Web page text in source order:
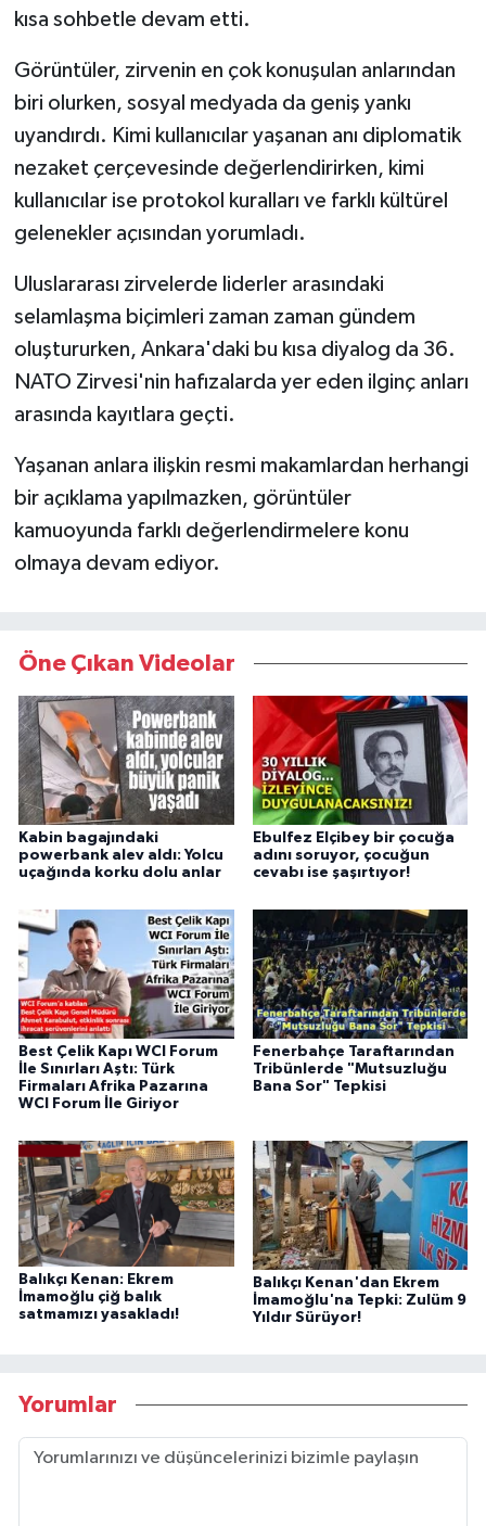
kısa sohbetle devam etti.
Görüntüler, zirvenin en çok konuşulan anlarından
biri olurken, sosyal medyada da geniş yankı
uyandırdı. Kimi kullanıcılar yaşanan anı diplomatik
nezaket çerçevesinde değerlendirirken, kimi
kullanıcılar ise protokol kuralları ve farklı kültürel
gelenekler açısından yorumladı.
Uluslararası zirvelerde liderler arasındaki
selamlaşma biçimleri zaman zaman gündem
oluştururken, Ankara'daki bu kısa diyalog da 36.
NATO Zirvesi'nin hafızalarda yer eden ilginç anları
arasında kayıtlara geçti.
Yaşanan anlara ilişkin resmi makamlardan herhangi
bir açıklama yapılmazken, görüntüler
kamuoyunda farklı değerlendirmelere konu
olmaya devam ediyor.
Öne Çıkan Videolar
Kabin bagajındaki
powerbank alev aldı: Yolcu
uçağında korku dolu anlar
Ebulfez Elçibey bir çocuğa
adını soruyor, çocuğun
cevabı ise şaşırtıyor!
Best Çelik Kapı WCI Forum
İle Sınırları Aştı: Türk
Firmaları Afrika Pazarına
WCI Forum İle Giriyor
Fenerbahçe Taraftarından
Tribünlerde "Mutsuzluğu
Bana Sor" Tepkisi
Balıkçı Kenan: Ekrem
İmamoğlu çiğ balık
satmamızı yasakladı!
Balıkçı Kenan'dan Ekrem
İmamoğlu'na Tepki: Zulüm 9
Yıldır Sürüyor!
Yorumlar